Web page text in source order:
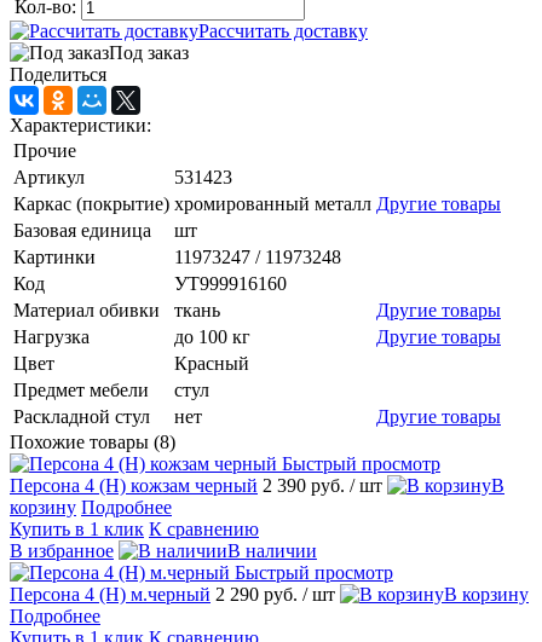
Кол-во:
Рассчитать доставку
Под заказ
Поделиться
Характеристики:
Прочие
Артикул
531423
Каркас (покрытие) хромированный металл Другие товары
Базовая единица
шт
Картинки
11973247 / 11973248
Код
УТ999916160
Материал обивки
ткань
Другие товары
Нагрузка
до 100 кг
Другие товары
Цвет
Красный
Предмет мебели
стул
Раскладной стул
нет
Другие товары
Похожие товары (8)
Быстрый просмотр
Персона 4 (H) кожзам черный 2 390 руб. / шт
В
корзину Подробнее
Купить в 1 клик К сравнению
В избранное
В наличии
Быстрый просмотр
Персона 4 (H) м.черный 2 290 руб. / шт
В корзину
Подробнее
Купить в 1 клик К сравнению